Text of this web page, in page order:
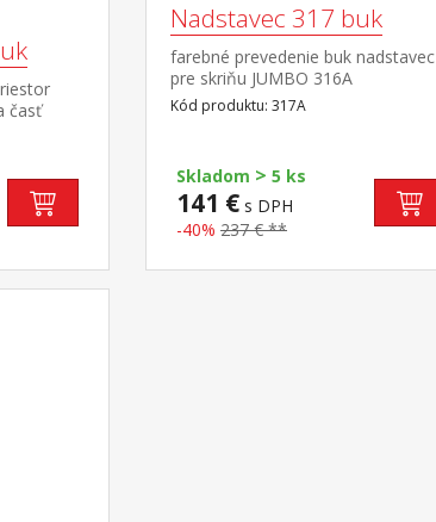
časť
časť 5
Nadstavec 317 buk
farebné prevedenie buk nadstavec
pre skriňu JUMBO 316A
Kód produktu: 317A
Skladom > 5 ks
141 € s DPH
-40% 237 € **